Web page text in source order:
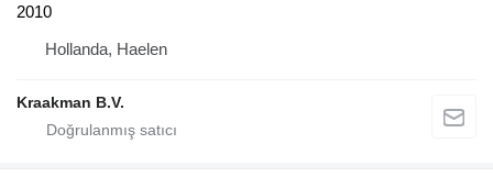
2010
Hollanda, Haelen
Kraakman B.V.